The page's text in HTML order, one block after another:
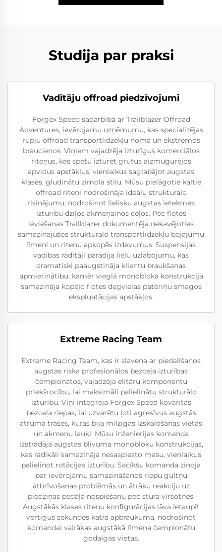
Studija par praksi
Vadītāju offroad piedzīvojumi
Forgex Speed sadarbībā ar Trailblazer Offroad
Adventures, ievērojamu uzņēmumu, kas specializējas
rupju offroad transportlīdzekļu nomā un ekstrēmos
braucienos. Viņiem vajadzēja izturīgus komerciālos
riteņus, kas spētu izturēt grūtus aizmugurējos
apvidus apstākļus, vienlaikus saglabājot augstas
klases, gludinātu zīmola stilu. Mūsu pielāgotie kaltie
offroad riteņi nodrošināja ideālu strukturālo
risinājumu, nodrošinot lielisku augstas ietekmes
izturību dziļos akmeņainos ceļos. Pēc flotes
ieviešanas Trailblazer dokumentēja nekavējoties
samazinājušos strukturālo transportlīdzekļu bojājumu
līmeni un riteņu apkopēs izdevumus. Suspensijas
vadības rādītāji parādīja lielu uzlabojumu, kas
dramatiski paaugstināja klientu braukšanas
apmierinātību, kamēr vieglā monobloka konstrukcija
samazināja kopējo flotes degvielas patēriņu smagos
ekspluatācijas apstākļos.
Extreme Racing Team
Extreme Racing Team, kas ir slavena ar piedalīšanos
augstas riska profesionālos bezceļa izturības
čempionātos, vajadzēja elitāru komponentu
priekšrocību, lai maksimāli palielinātu strukturālo
izturību. Viņi integrēja Forgex Speed kovārītās
bezceļa riepas, lai uzvarētu ļoti agresīvus augstās
ātruma trasēs, kurās bija milzīgas izskalošanās vietas
un akmeņu lauki. Mūsu inženierijas komanda
izstrādāja augstas blīvuma monobloku konstrukcijas,
kas radikāli samazināja nesaspiesto masu, vienlaikus
palielinot rotācijas izturību. Sacīkšu komanda ziņoja
par ievērojamu samazināšanos riepu gultņu
atbrīvošanas problēmās un ātrāku reakciju uz
piedziņas pedāļa nospiešanu pēc stūra virsotnes.
Augstākās klases riteņu konfigurācijas ļāva ietaupīt
vērtīgus sekundes katrā apbraukumā, nodrošinot
komandai vairākas augstākā līmeņa čempionātu
godalgas vietas.